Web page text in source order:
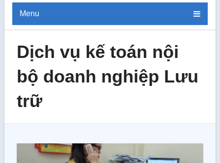
Menu
Dịch vụ kế toán nội
bộ doanh nghiệp Lưu
trữ